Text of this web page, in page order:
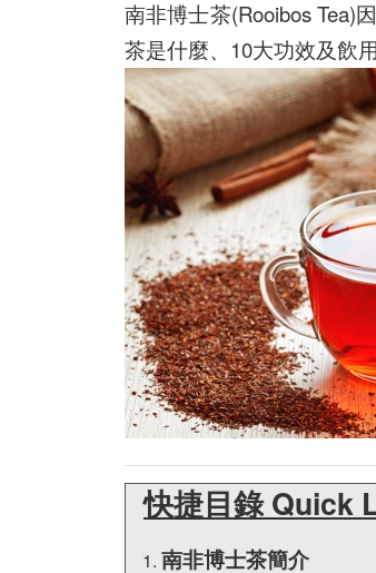
南非博士茶(Rooibos Tea)
茶是什麼、10大功效及飲
快捷目錄 Quick
南非博士茶簡介